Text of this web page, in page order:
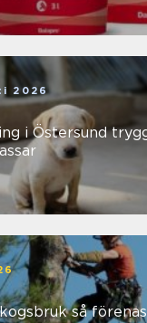
2026
trygg vård för
så förenas